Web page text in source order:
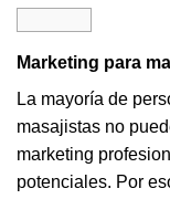
Marketing para
La mayoría de
masajistas no
marketing
potenciales. Por